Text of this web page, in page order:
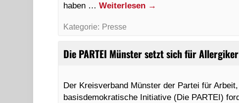
haben …Weiterlesen →
Kategorie: Presse
Die PARTEI Münster setzt sich für
Der Kreisverband Münster der Partei für
basisdemokratische Initiative (Die PARTEI)